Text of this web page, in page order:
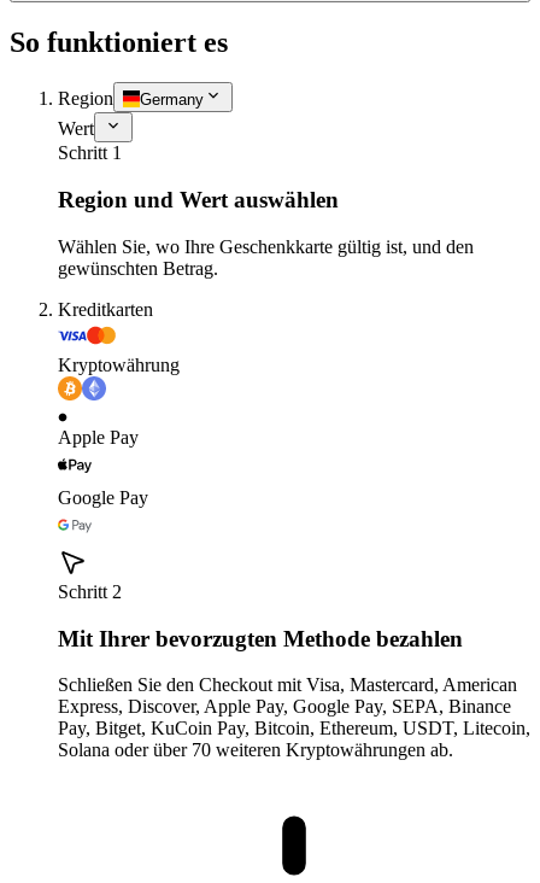
So funktioniert es
Region Germany
Wert
Schritt 1
Region und Wert auswählen
Wählen Sie, wo Ihre Geschenkkarte gültig ist, und den
gewünschten Betrag.
Kreditkarten
Kryptowährung
Apple Pay
Google Pay
Schritt 2
Mit Ihrer bevorzugten Methode bezahlen
Schließen Sie den Checkout mit Visa, Mastercard, American
Express, Discover, Apple Pay, Google Pay, SEPA, Binance
Pay, Bitget, KuCoin Pay, Bitcoin, Ethereum, USDT, Litecoin,
Solana oder über 70 weiteren Kryptowährungen ab.